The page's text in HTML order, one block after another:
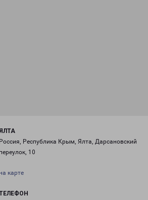
Республика Крым, Ялта, Дарсановский
10
карте